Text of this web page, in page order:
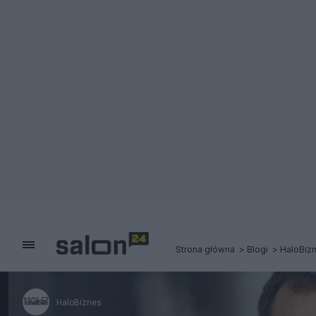
Strona główna Blogi
HaloBiznes